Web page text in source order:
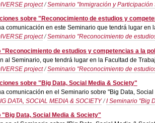
project /Seminario "Inmigración y
sobre "Reconocimiento de estudios y
comunicación en este Seminario que tendrá lugar
project /Seminario "Reconocimiento de
de estudios y competencias a la
al Seminario, que tendrá lugar en la Facultad de
project /Seminario "Reconocimiento de
sobre "Big Data, Social Media & Society"
comunicación en el Seminario sobre "Big Data,
DATA, SOCIAL MEDIA & SOCIETY /I Seminario "Big
"Big Data, Social Media & Society"